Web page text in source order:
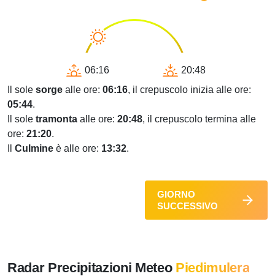
06:16
20:48
Il sole sorge alle ore: 06:16, il crepuscolo inizia alle ore:
05:44.
Il sole tramonta alle ore: 20:48, il crepuscolo termina alle
ore: 21:20.
Culmine è alle ore: 13:32.
GIORNO
SUCCESSIVO
Radar Precipitazioni Meteo Piedimulera